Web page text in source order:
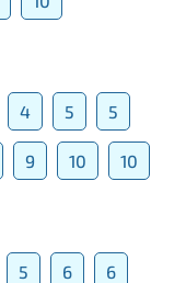
4 5 5
9 10
10
5 6 6